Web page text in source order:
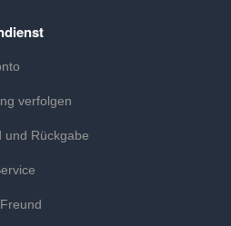
verfolgen
und Rückgabe